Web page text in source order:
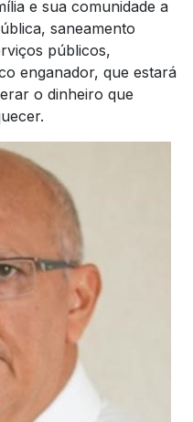
e sua comunidade a
saneamento
públicos,
enganador, que estará
o dinheiro que